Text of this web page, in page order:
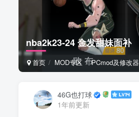
nba2k23-24 金发甜妹面补
首页 MOD专区 PCmod及修改器
46G也打球
1年前更新